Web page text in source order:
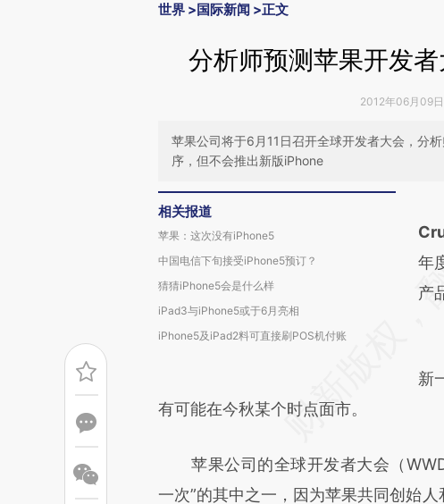
世界 >国际新闻 >正文
分析师预测苹果开发
2012年06月09
苹果公司将于6月11日召开全球开发者大会，分
序，但不会推出新版iPhone
相关报道
苹果：这次没有iPhone5
中国电信下旬接受iPhone5预订？
猜猜iPhone5会是什么样
iPad3与iPhone5或于6月亮相
iPhone5及iPad2料可直接刷POS机付账
比
年
产
新
有可能在今秋某个时点面市。
苹果公司的全球开发者大会（
一次”的其中之一，因为苹果共同创始